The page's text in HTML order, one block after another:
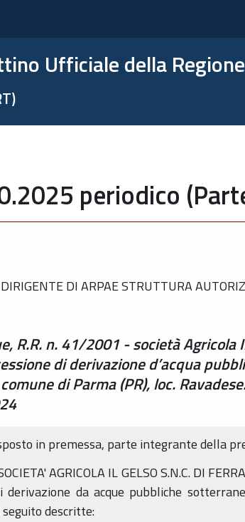
Ufficiale della
periodico
DI ARPAE STRUTTURA
R.R. n. 41/2001 - società Agricola
di derivazione d’acqua
di Parma (PR), loc.
in premessa, parte integrante della
AGRICOLA IL GELSO S.N.C. DI
derivazione da acque pubbliche
descritte: